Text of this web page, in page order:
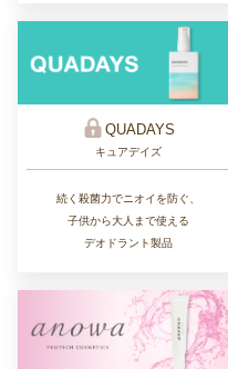
QUADAYS
キュアデイズ
続く殺菌力でニオイを防ぐ、
子供から大人まで使える
デオドラント製品